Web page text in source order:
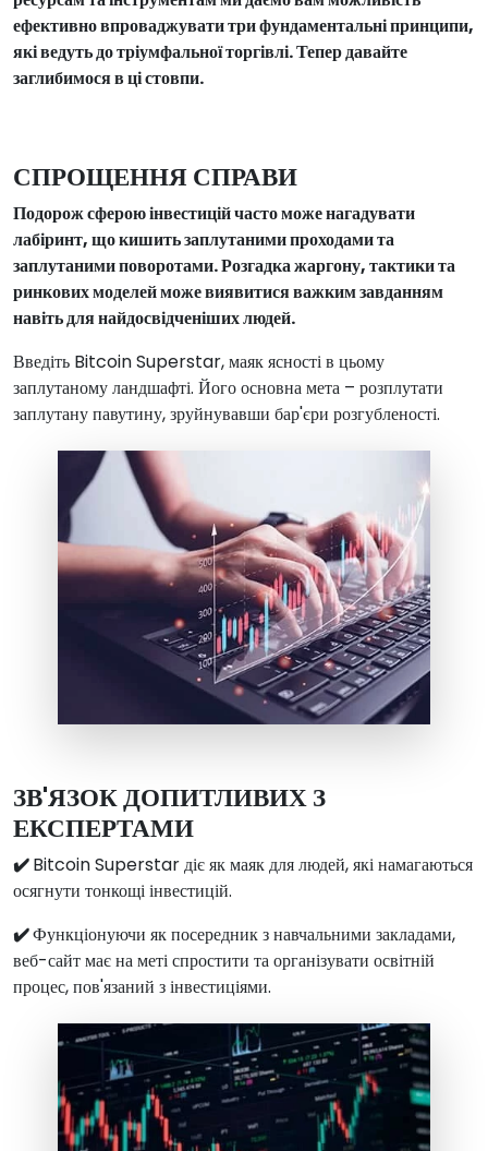
ефективно впроваджувати три фундаментальні принципи,
які ведуть до тріумфальної торгівлі. Тепер давайте
заглибимося в ці стовпи.
СПРОЩЕННЯ СПРАВИ
Подорож сферою інвестицій часто може нагадувати
лабіринт, що кишить заплутаними проходами та
заплутаними поворотами. Розгадка жаргону, тактики та
ринкових моделей може виявитися важким завданням
навіть для найдосвідченіших людей.
Введіть Bitcoin Superstar, маяк ясності в цьому
заплутаному ландшафті. Його основна мета – розплутати
заплутану павутину, зруйнувавши бар'єри розгубленості.
ЗВ'ЯЗОК ДОПИТЛИВИХ З
ЕКСПЕРТАМИ
✔️Bitcoin Superstar діє як маяк для людей, які намагаються
осягнути тонкощі інвестицій.
✔️Функціонуючи як посередник з навчальними закладами,
веб-сайт має на меті спростити та організувати освітній
процес, пов'язаний з інвестиціями.